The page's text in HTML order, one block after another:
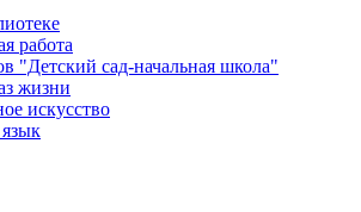
работа
"Детский сад-начальная школа"
жизни
искусство